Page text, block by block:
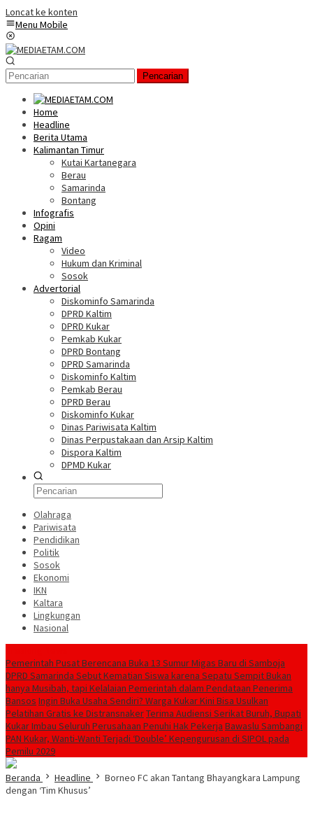
Loncat ke konten
Menu Mobile
Pencarian
Home
Headline
Berita Utama
Kalimantan Timur
Kutai Kartanegara
Berau
Samarinda
Bontang
Infografis
Opini
Ragam
Video
Hukum dan Kriminal
Sosok
Advertorial
Diskominfo Samarinda
DPRD Kaltim
DPRD Kukar
Pemkab Kukar
DPRD Bontang
DPRD Samarinda
Diskominfo Kaltim
Pemkab Berau
DPRD Berau
Diskominfo Kukar
Dinas Pariwisata Kaltim
Dinas Perpustakaan dan Arsip Kaltim
Dispora Kaltim
DPMD Kukar
Olahraga
Pariwisata
Pendidikan
Politik
Sosok
Ekonomi
IKN
Kaltara
Lingkungan
Nasional
Pemerintah Pusat Berencana Buka 13 Sumur Migas Baru di Samboja
DPRD Samarinda Sebut Kematian Siswa karena Sepatu Sempit Bukan
hanya Musibah, tapi Kelalaian Pemerintah dalam Pendataan Penerima
Bansos Ingin Buka Usaha Sendiri? Warga Kukar Kini Bisa Usulkan
Pelatihan Gratis ke DistransnakerTerima Audiensi Serikat Buruh, Bupati
Kukar Imbau Seluruh Perusahaan Penuhi Hak Pekerja Bawaslu Sambangi
PAN Kukar, Wanti-Wanti Terjadi ‘Double’ Kepengurusan di SIPOL pada
Pemilu 2029
Beranda Headline
Borneo FC akan Tantang Bhayangkara Lampung
dengan ‘Tim Khusus’